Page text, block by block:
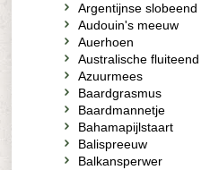
Argentijnse slobeend
Audouin's meeuw
Auerhoen
Australische fluiteend
Azuurmees
Baardgrasmus
Baardmannetje
Bahamapijlstaart
Balispreeuw
Balkansperwer